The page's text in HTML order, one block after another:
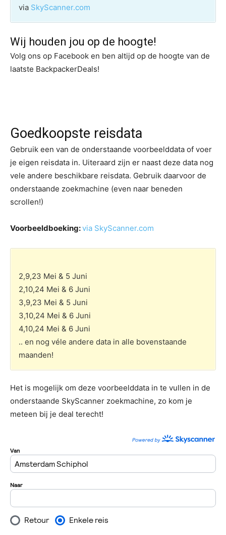
via SkyScanner.com
Wij houden jou op de hoogte!
Volg ons op Facebook en ben altijd op de hoogte van de
laatste BackpackerDeals!
Goedkoopste reisdata
Gebruik een van de onderstaande voorbeelddata of voer
je eigen reisdata in. Uiteraard zijn er naast deze data nog
vele andere beschikbare reisdata. Gebruik daarvoor de
onderstaande zoekmachine (even naar beneden
scrollen!)
Voorbeeldboeking:via SkyScanner.com
2,9,23 Mei & 5 Juni
2,10,24 Mei & 6 Juni
3,9,23 Mei & 5 Juni
3,10,24 Mei & 6 Juni
4,10,24 Mei & 6 Juni
.. en nog véle andere data in alle bovenstaande
maanden!
Het is mogelijk om deze voorbeelddata in te vullen in de
onderstaande SkyScanner zoekmachine, zo kom je
meteen bij je deal terecht!